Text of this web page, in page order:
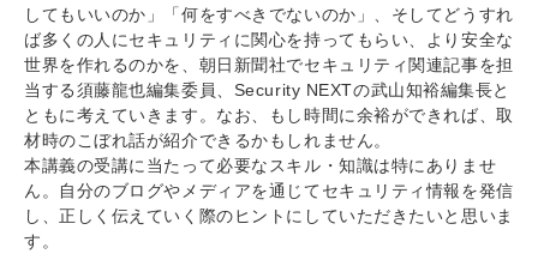
してもいいのか」「何をすべきでないのか」、そしてどうすれ
ば多くの人にセキュリティに関心を持ってもらい、より安全な
世界を作れるのかを、朝日新聞社でセキュリティ関連記事を担
当する須藤龍也編集委員、Security NEXTの武山知裕編集長と
ともに考えていきます。なお、もし時間に余裕ができれば、取
材時のこぼれ話が紹介できるかもしれません。
本講義の受講に当たって必要なスキル・知識は特にありませ
ん。自分のブログやメディアを通じてセキュリティ情報を発信
し、正しく伝えていく際のヒントにしていただきたいと思いま
す。